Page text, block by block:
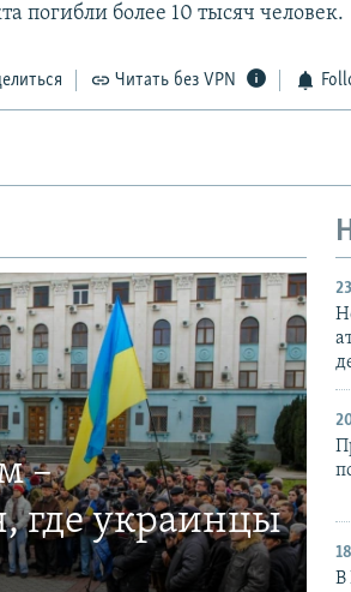
погибли более 10 тысяч человек.
Читать без VPN
–
где украинцы
В